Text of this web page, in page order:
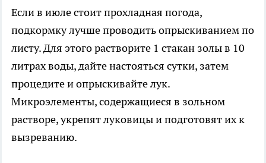
Если в июле стоит прохладная погода,
подкормку лучше проводить опрыскиванием по
листу. Для этого растворите 1 стакан золы в 10
литрах воды, дайте настояться сутки, затем
процедите и опрыскивайте лук.
Микроэлементы, содержащиеся в зольном
растворе, укрепят луковицы и подготовят их к
вызреванию.